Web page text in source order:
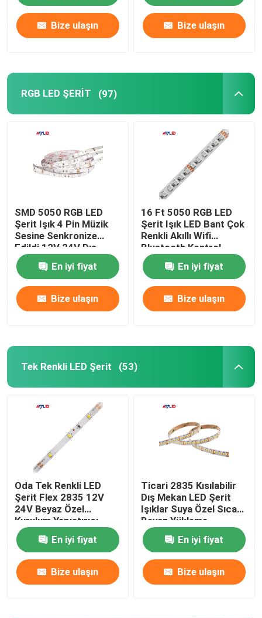
Bize ulaşın Bize ulaşın
RGB LED ŞERİT (97)
SMD 5050 RGB LED
Şerit Işık 4 Pin Müzik
Sesine Senkronize
Edildi 12V 24V Dış
Mekan Suya Dayanıklı
En iyi fiyat
Bize ulaşın
16 Ft 5050 RGB LED
Şerit Işık LED Bant Çok
Renkli Akıllı Wifi
Bluetooth Kontrol
Edilebilir
En iyi fiyat
Bize ulaşın
Tek Renkli LED Şerit (53)
Oda Tek Renkli LED
Şerit Flex 2835 12V
24V Beyaz Özel
Kurulum Yapıştırıcı
Hava Koşullarına
DayanıklıEn iyi fiyat
Bize ulaşın
Ticari 2835 Kısılabilir
Dış Mekan LED Şerit
Işıklar Suya Özel Sıcak
Beyaz Yükleme
En iyi fiyat
Bize ulaşın